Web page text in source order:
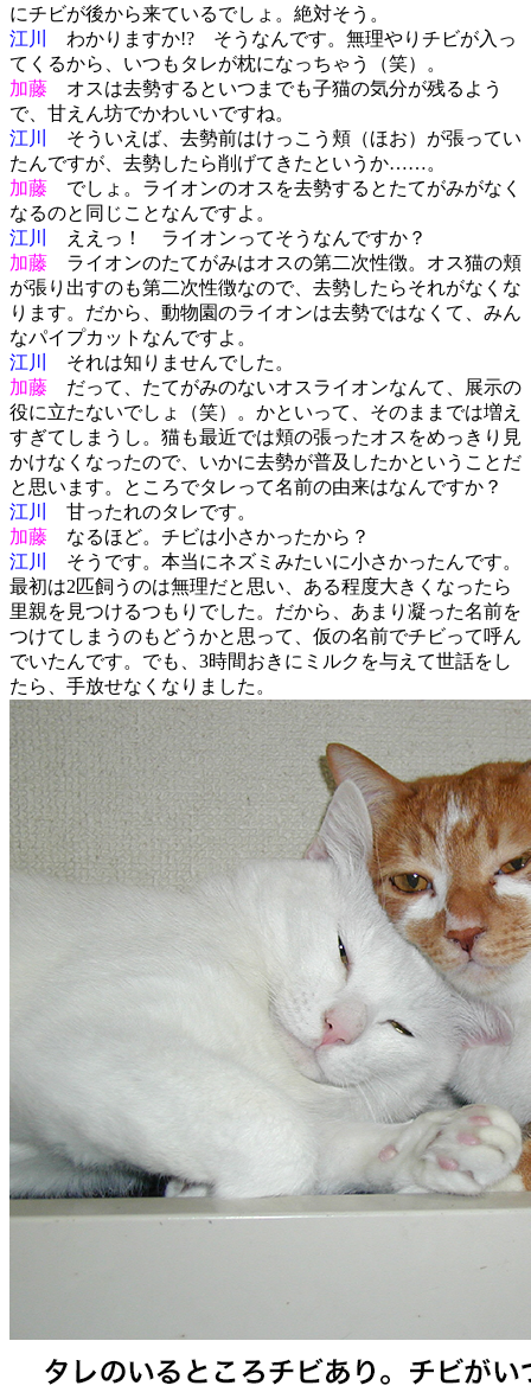
にチビが後から来ているでしょ。絶対そう。
江川
わかりますか!? そうなんです。無理やりチビが入っ
てくるから、いつもタレが枕になっちゃう（笑）。
加藤 オスは去勢するといつまでも子猫の気分が残るよう
で、甘えん坊でかわいいですね。
江川
そういえば、去勢前はけっこう頬（ほお）が張ってい
たんですが、去勢したら削げてきたというか……。
加藤 でしょ。ライオンのオスを去勢するとたてがみがなく
なるのと同じことなんですよ。
江川
ええっ！ ライオンってそうなんですか？
加藤 ライオンのたてがみはオスの第二次性徴。オス猫の頬
が張り出すのも第二次性徴なので、去勢したらそれがなくな
ります。だから、動物園のライオンは去勢ではなくて、みん
なパイプカットなんですよ。
江川
それは知りませんでした。
加藤 だって、たてがみのないオスライオンなんて、展示の
役に立たないでしょ（笑）。かといって、そのままでは増え
すぎてしまうし。猫も最近では頬の張ったオスをめっきり見
かけなくなったので、いかに去勢が普及したかということだ
と思います。ところでタレって名前の由来はなんですか？
江川
甘ったれのタレです。
加藤 なるほど。チビは小さかったから？
江川
そうです。本当にネズミみたいに小さかったんです。
最初は2匹飼うのは無理だと思い、ある程度大きくなったら
里親を見つけるつもりでした。だから、あまり凝った名前を
つけてしまうのもどうかと思って、仮の名前でチビって呼ん
でいたんです。でも、3時間おきにミルクを与えて世話をし
たら、手放せなくなりました。